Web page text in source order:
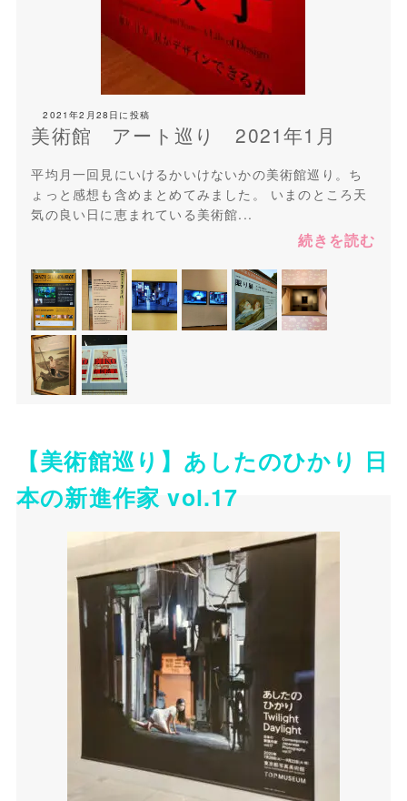
2021年2月28日 に投稿
美術館 アート巡り 2021年1月
平均月一回見にいけるかいけないかの美術館巡り。ち
ょっと感想も含めまとめてみました。 いまのところ天
気の良い日に恵まれている美術館...
続きを読む
【美術館巡り】あしたのひかり 日
本の新進作家 vol.17